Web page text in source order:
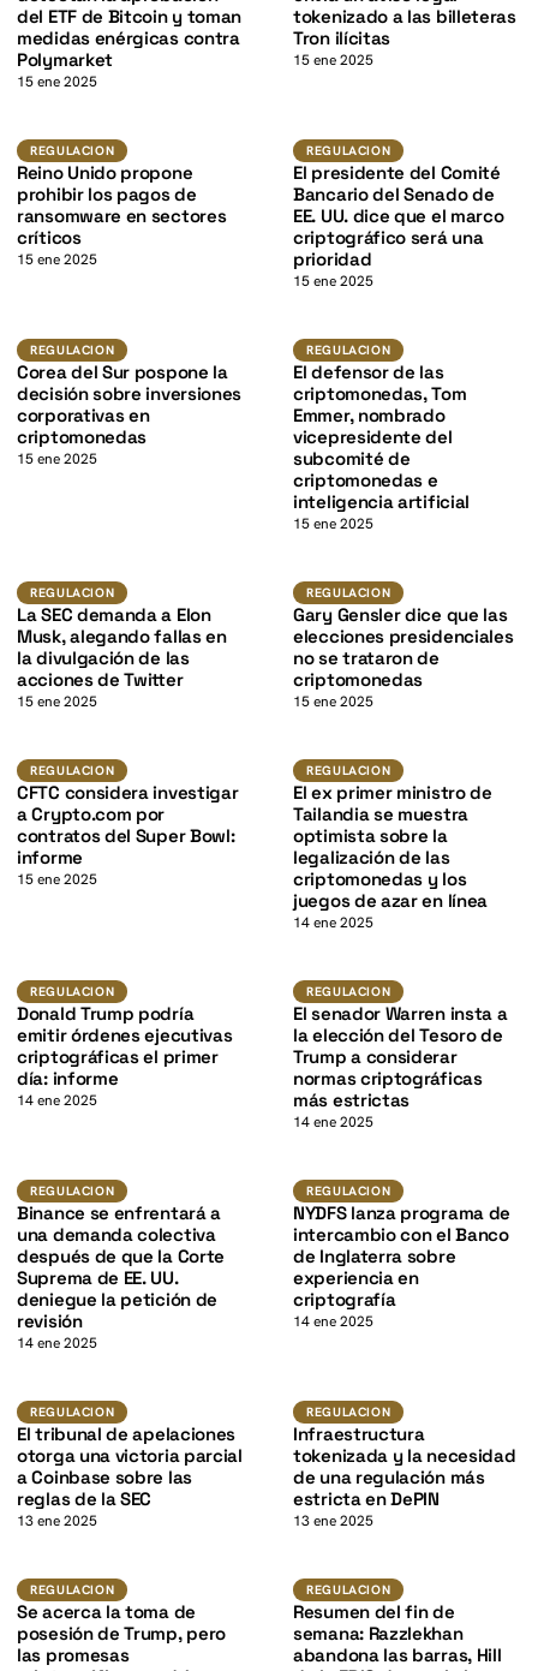
del ETF de Bitcoin y toman
medidas enérgicas contra
Polymarket
15 ene 2025
tokenizado a las billeteras
Tron ilícitas
15 ene 2025
Regulacion
K
REGULACION
Reino Unido propone
prohibir los pagos de
ransomware en sectores
críticos
15 ene 2025
Regulacion
REGULACION
El presidente del Comité
Bancario del Senado de
EE. UU. dice que el marco
criptográfico será una
prioridad
15 ene 2025
Regulacion
K
REGULACION
Corea del Sur pospone la
decisión sobre inversiones
corporativas en
criptomonedas
15 ene 2025
Regulacion
REGULACION
El defensor de las
criptomonedas, Tom
Emmer, nombrado
vicepresidente del
subcomité de
criptomonedas e
inteligencia artificial
15 ene 2025
Regulacion
K
REGULACION
La SEC demanda a Elon
Musk, alegando fallas en
la divulgación de las
acciones de Twitter
15 ene 2025
Regulacion
REGULACION
Gary Gensler dice que las
elecciones presidenciales
no se trataron de
criptomonedas
15 ene 2025
Regulacion
K
REGULACION
CFTC considera investigar
a Crypto.com por
contratos del Super Bowl:
informe
15 ene 2025
Regulacion
REGULACION
El ex primer ministro de
Tailandia se muestra
optimista sobre la
legalización de las
criptomonedas y los
juegos de azar en línea
14 ene 2025
Regulacion
K
REGULACION
Donald Trump podría
emitir órdenes ejecutivas
criptográficas el primer
día: informe
14 ene 2025
Regulacion
REGULACION
El senador Warren insta a
la elección del Tesoro de
Trump a considerar
normas criptográficas
más estrictas
14 ene 2025
Regulacion
K
REGULACION
Binance se enfrentará a
una demanda colectiva
después de que la Corte
Suprema de EE. UU.
deniegue la petición de
revisión
14 ene 2025
Regulacion
REGULACION
NYDFS lanza programa de
intercambio con el Banco
de Inglaterra sobre
experiencia en
criptografía
14 ene 2025
Regulacion
K
REGULACION
El tribunal de apelaciones
otorga una victoria parcial
a Coinbase sobre las
reglas de la SEC
13 ene 2025
Regulacion
REGULACION
Infraestructura
tokenizada y la necesidad
de una regulación más
estricta en DePIN
13 ene 2025
Regulacion
K
REGULACION
Se acerca la toma de
posesión de Trump, pero
las promesas
Regulacion
REGULACION
Resumen del fin de
semana: Razzlekhan
abandona las barras, Hill